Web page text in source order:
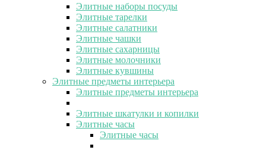
Элитные наборы посуды
Элитные тарелки
Элитные салатники
Элитные чашки
Элитные сахарницы
Элитные молочники
Элитные кувшины
Элитные предметы интерьера
Элитные предметы интерьера
Элитные шкатулки и копилки
Элитные часы
Элитные часы